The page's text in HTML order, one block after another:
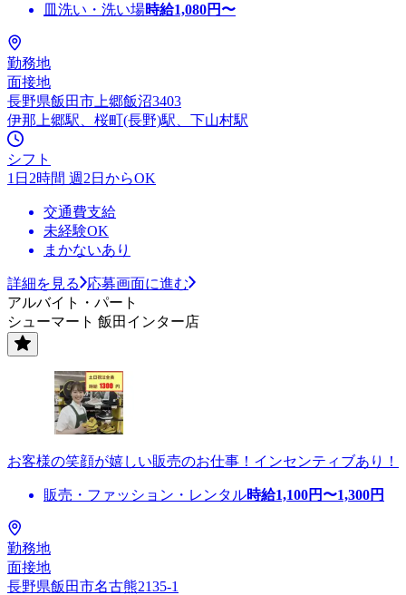
皿洗い・洗い場時給1,080円〜
勤務地
面接地
長野県飯田市上郷飯沼3403
伊那上郷駅、桜町(長野)駅、下山村駅
シフト
1日2時間 週2日からOK
交通費支給
未経験OK
まかないあり
詳細を見る
応募画面に進む
アルバイト・パート
シューマート 飯田インター店
お客様の笑顔が嬉しい販売のお仕事！インセンティブあり！
販売・ファッション・レンタル時給1,100円〜1,300円
勤務地
面接地
長野県飯田市名古熊2135-1